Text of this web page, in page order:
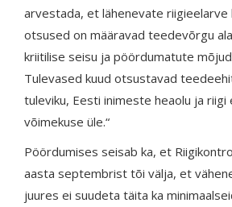
arvestada, et lähenevate riigieelarve
otsused on määravad teedevõrgu
kriitilise seisu ja pöördumatute
Tulevased kuud otsustavad
tuleviku, Eesti inimeste heaolu ja riigi
võimekuse üle.“
Pöördumises seisab ka, et
aasta septembrist tõi välja, et
juures ei suudeta täita ka